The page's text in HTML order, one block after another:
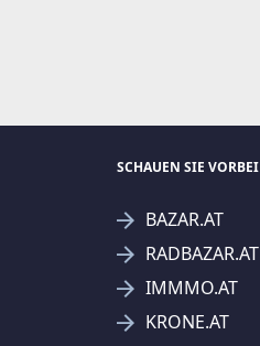
SCHAUEN SIE VORBEI
BAZAR.AT
RADBAZAR.AT
IMMMO.AT
KRONE.AT